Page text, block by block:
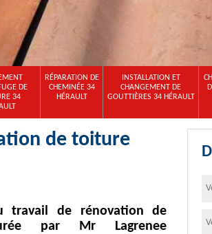
DE
34
RÉPARATION DE
CHEMINÉE 34
HÉRAULT
INSTALLATION ET
CHANGEMENT DE
GOUTTIÈRES 34 HÉRAULT
de toiture
travail de rénovation de
par Mr Lagrenee